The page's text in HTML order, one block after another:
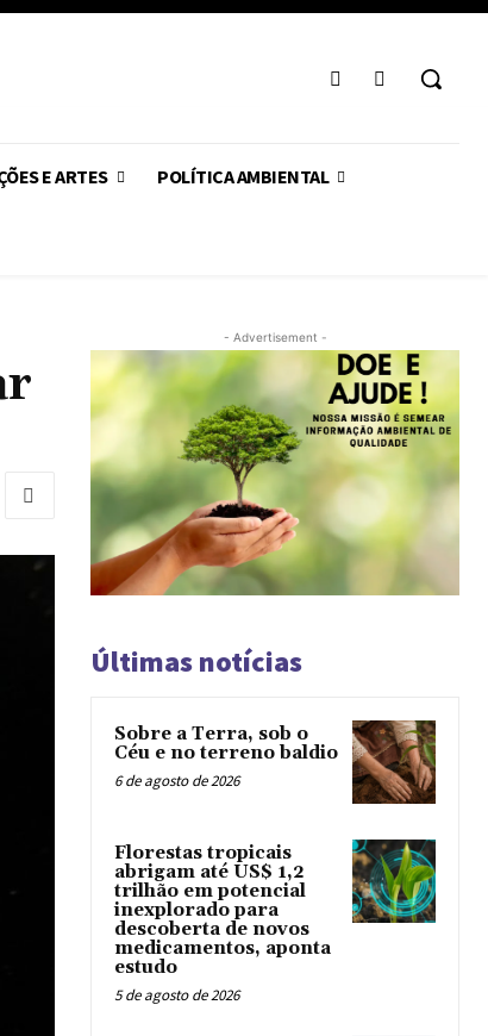
E ARTES POLÍTICA AMBIENTAL
- Advertisement -
Últimas notícias
Sobre a Terra, sob o
Céu e no terreno baldio
6 de agosto de 2026
Florestas tropicais
abrigam até US$ 1,2
trilhão em potencial
inexplorado para
descoberta de novos
medicamentos, aponta
estudo
5 de agosto de 2026